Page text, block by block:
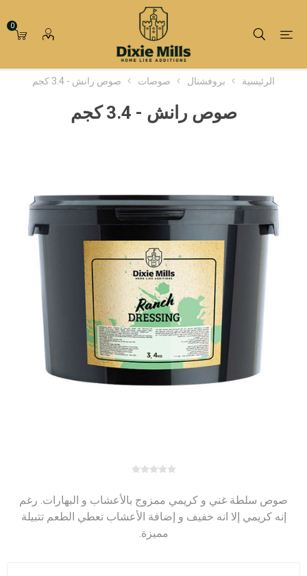
0
الرئيسية بروفشنال صوصات صوص رانش - 3.4 كجم
صوص رانش - 3.4 كجم
صوص سلطة غني و كريمي ممزوج بالأعشاب و البهارات. رغم
إنه كريمي إلا انه خفيف و إضافة الأعشاب تعطي الطعم تتبيلة
مميزة.